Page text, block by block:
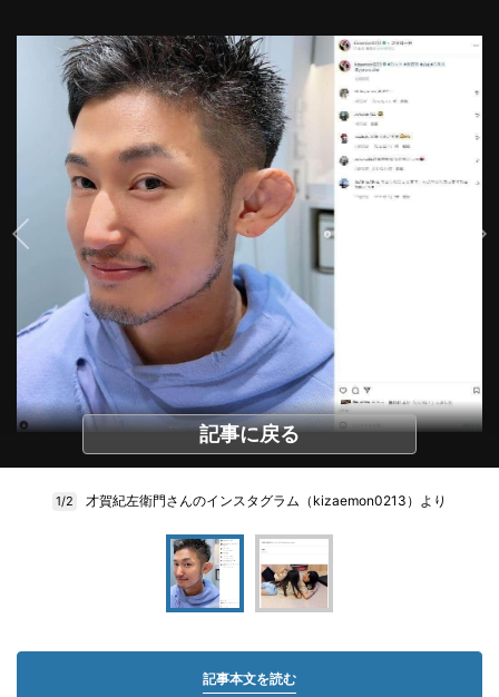
記事に戻る
1/2 才賀紀左衛門さんのインスタグラム（kizaemon0213）より
記事本文を読む